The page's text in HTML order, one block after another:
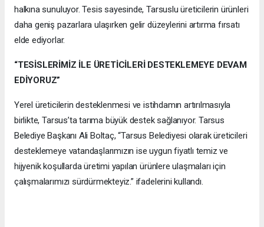
halkına sunuluyor. Tesis sayesinde, Tarsuslu üreticilerin ürünleri
daha geniş pazarlara ulaşırken gelir düzeylerini artırma fırsatı
elde ediyorlar.
“TESİSLERİMİZ İLE ÜRETİCİLERİ DESTEKLEMEYE DEVAM
EDİYORUZ”
Yerel üreticilerin desteklenmesi ve istihdamın artırılmasıyla
birlikte, Tarsus’ta tarıma büyük destek sağlanıyor. Tarsus
Belediye Başkanı Ali Boltaç, “Tarsus Belediyesi olarak üreticileri
desteklemeye vatandaşlarımızın ise uygun fiyatlı temiz ve
hijyenik koşullarda üretimi yapılan ürünlere ulaşmaları için
çalışmalarımızı sürdürmekteyiz.” ifadelerini kullandı.